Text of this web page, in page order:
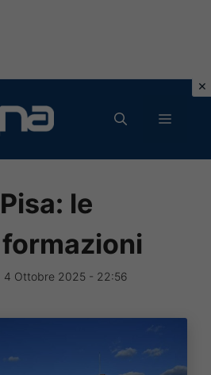
MENU
le
4 Ottobre 2025 - 22:56